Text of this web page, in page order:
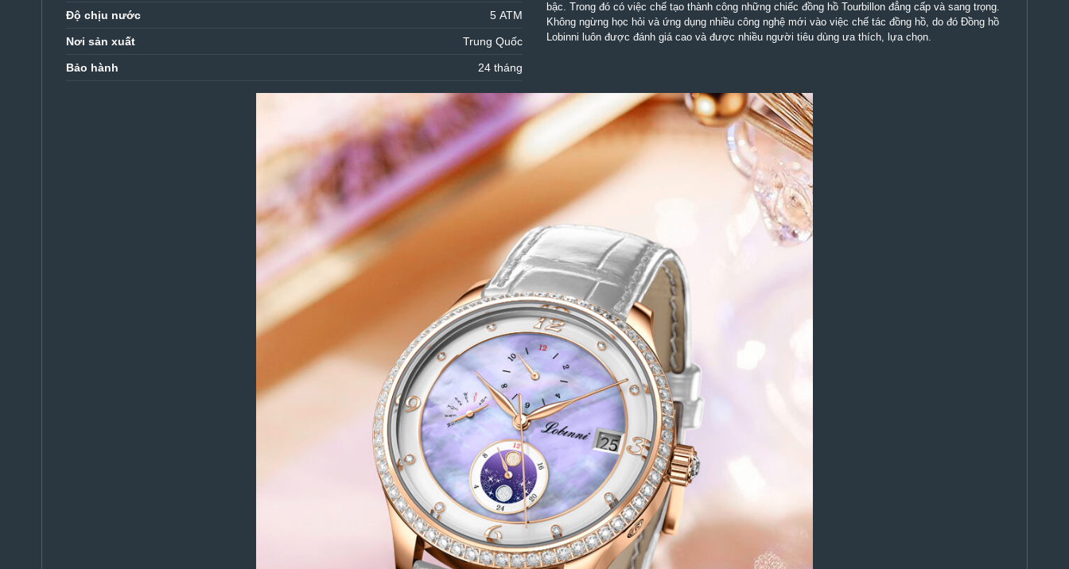
Độ chịu nước 5 ATM
Nơi sản xuất Trung Quốc
Bảo hành 24 tháng
bậc. Trong đó có việc chế tạo thành công những chiếc đồng hồ Tourbillon đẳng cấp và sang trọng.
Không ngừng học hỏi và ứng dụng nhiều công nghệ mới vào việc chế tác đồng hồ, do đó Đồng hồ
Lobinni luôn được đánh giá cao và được nhiều người tiêu dùng ưa thích, lựa chọn.